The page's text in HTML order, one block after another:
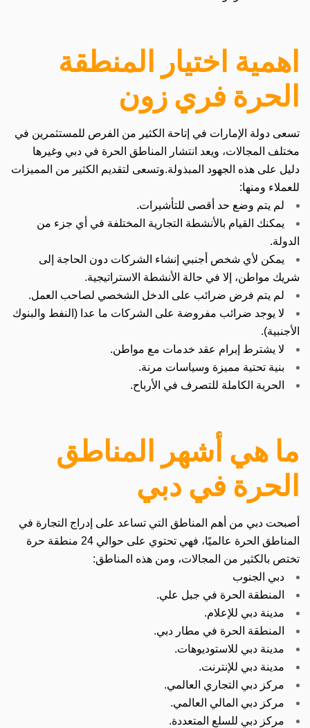
اهمية اختيار المنطقة
الحرة فري زون
تسعى دولة الإمارات في إتاحة الكثير من الفرص للمستثمرين في
مختلف المجالات، ويعد انتشار المناطق الحرة في دبي وغيرها
دليل على هذه الجهود المبذولة.وتسعى لتقديم الكثير من المميزات
للعملاء ومنها:
لم يتم وضع حد أقصى للتأشيرات.
يمكنك القيام بالأنشطة التجارية المختلفة في أي جزء من
الدولة.
يمكن لأي شخص أجنبي إنشاء الشركات دون الحاجة إلى
شريك مواطن، إلا في حالة الأنشطة الاستراتيجية.
لم يتم فرض ضرائب على الدخل الشخصي لصاحب العمل.
لا يوجد ضرائب مفروضة على الشركات ما عدا (النفط والبنوك
الأجنبية).
لا يشترط إبرام عقد خدمات مع مواطن.
بنية تحتية مميزة وسياسات مرنة.
الحرية الكاملة للتصرف في الأرباح.
ما هي أشهر المناطق
الحرة في دبي
أصبحت دبي من أهم المناطق التي تساعد على إدراج التجارة في
المناطق الحرة عالميًا، فهي تحتوي على حوالي 24 منطقة حرة
تختص بالكثير من المجالات، ومن هذه المناطق:
دبي الجنوب
المنطقة الحرة في جبل علي.
مدينة دبي للإعلام.
المنطقة الحرة في مطار دبي.
مدينة دبي للاستوديوهات.
مدينة دبي للإنترنت.
مركز دبي التجاري العالمي.
مركز دبي المالي العالمي.
مركز دبي للسلع المتعددة.